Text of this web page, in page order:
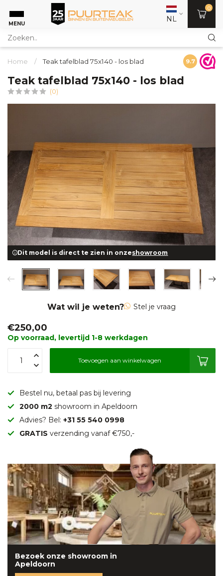
MENU NL
0
Home / Teak tafelblad 75x140 - los blad 9.7
Teak tafelblad 75x140 - los blad
(0)
Dit model is direct te zien in onzeshowroom
Wat wil je weten? Stel je vraag
€250,00
Op voorraad, levertijd 1-8 werkdagen
Toevoegen aan winkelwagen
Bestel nu, betaal pas bij levering
2000 m2 showroom in Apeldoorn
Advies? Bel: +31 55 540 0998
GRATIS verzending vanaf €750,-
Bezoek onze showroom in
Apeldoorn